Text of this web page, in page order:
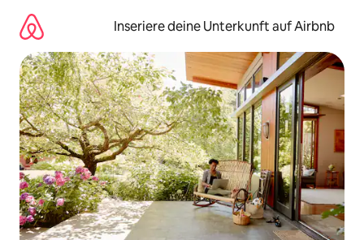
Inhalten
springen
Inseriere deine Unterkunft auf Airbnb